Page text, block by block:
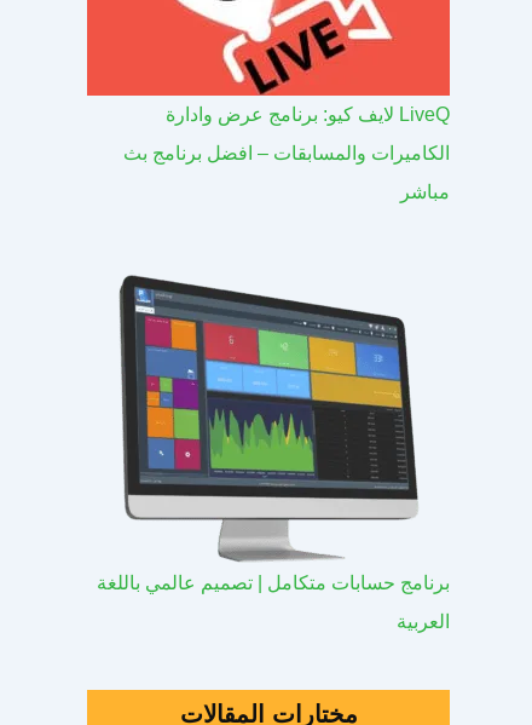
LiveQ لايف كيو: برنامج عرض وادارة
الكاميرات والمسابقات – افضل برنامج بث
مباشر
برنامج حسابات متكامل | تصميم عالمي باللغة
العربية
مختارات المقالات